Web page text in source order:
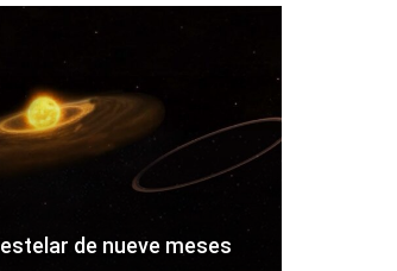
de nueve meses